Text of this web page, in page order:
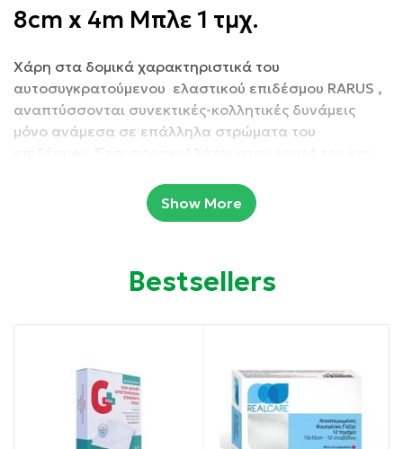
8cm x 4m Μπλε 1 τμχ.
Χάρη στα δομικά χαρακτηριστικά του
αυτοσυγκρατούμενου ελαστικού επιδέσμου RARUS ,
αναπτύσσονται συνεκτικές-κολλητικές δυνάμεις
μόνο ανάμεσα σε επάλληλα στρώματα του
Είναι ιδανικός επίδεσμος για κάθε είδους στήριξη,
Διαστάσεις: 8cm x 4m
Συσκευασία: 1 τεμάχιο
Ιδιότητες:
Show More
Bestsellers